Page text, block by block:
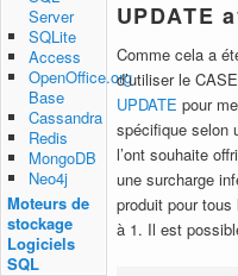
UPDATE
Comme cela a
d’utiliser le
UPDATE pour
spécifique selon
l’ont souhaite
une surcharge
produit pour
à 1. Il est
Server
SQLite
Access
OpenOffice.org
Base
Cassandra
Redis
MongoDB
Neo4j
Moteurs de
stockage
Logiciels
SQL